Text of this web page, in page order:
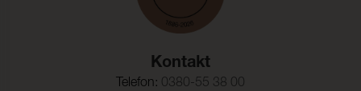
Kontakt
Telefon: 0380-55 38 00